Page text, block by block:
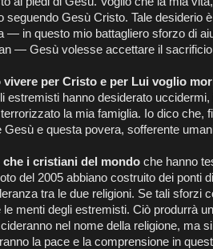
seguendo Gesù Cristo. Tale desiderio
— in questo mio battagliero sforzo di
— Gesù volesse accettare il sacrificio
vivere per Cristo e per Lui voglio
estremisti hanno desiderato
la mia famiglia. Io dico che,
Gesù e questa povera, sofferente
che i cristiani del mondo che hanno
del 2005 abbiano costruito dei ponti
tra le due religioni. Se tali sforzi
le menti degli estremisti. Ciò produrrà
nel nome della religione, ma
la pace e la comprensione in